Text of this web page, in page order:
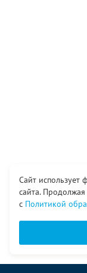
Сайт
сайта. Продолжая
с Политикой